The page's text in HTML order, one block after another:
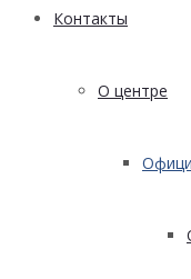
Контакты
О центре